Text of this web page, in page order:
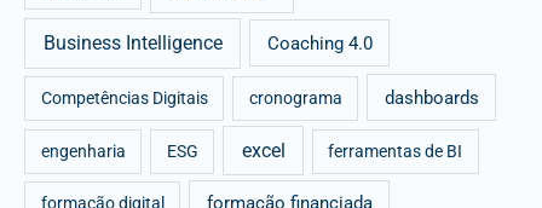
:
Business Intelligence Coaching 4.0
Competências Digitais cronograma dashboards
engenharia ESG excel ferramentas de BI
formação digital formação financiada